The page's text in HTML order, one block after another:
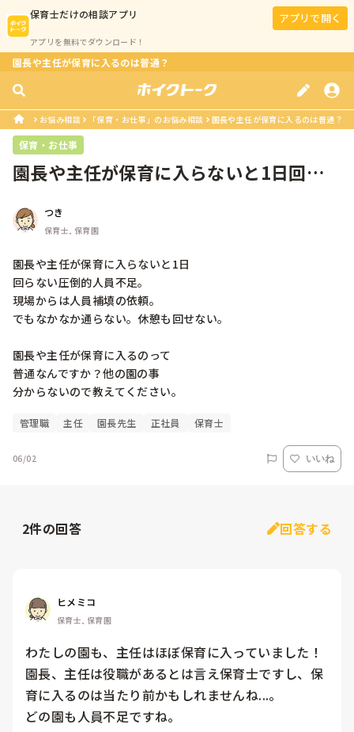
保育士だけの相談アプリ
アプリを無料でダウンロード！
アプリで開く
園長や主任が保育に入るのは普通？
お悩み相談 「保育・お仕事」のお悩み相談 園長や主任が保育に入るのは普通？
保育・お仕事
園長や主任が保育に入らないと1日回ら
つき
保育士, 保育園
園長や主任が保育に入らないと1日
回らない圧倒的人員不足。
現場からは人員補填の依頼。
でもなかなか通らない。休憩も回せない。
園長や主任が保育に入るのって
普通なんですか？他の園の事
管理職 主任 園長先生 正社員 保育士
06/02 いいね
2件の回答 回答する
ヒメミコ
保育士, 保育園
わたしの園も、主任はほぼ保育に入っていました！
園長、主任は役職があるとは言え保育士ですし、保
育に入るのは当たり前かもしれませんね...。
どの園も人員不足ですね。